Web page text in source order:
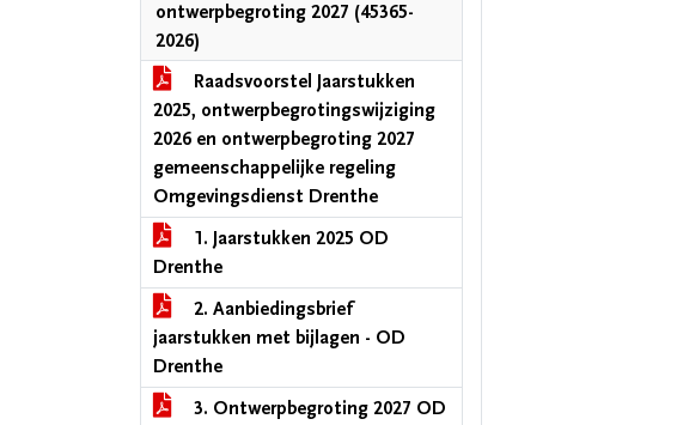
ontwerpbegroting 2027 (45365-
2026)
Raadsvoorstel Jaarstukken
2025, ontwerpbegrotingswijziging
2026 en ontwerpbegroting 2027
gemeenschappelijke regeling
Omgevingsdienst Drenthe
1. Jaarstukken 2025 OD
Drenthe
2. Aanbiedingsbrief
jaarstukken met bijlagen - OD
Drenthe
3. Ontwerpbegroting 2027 OD